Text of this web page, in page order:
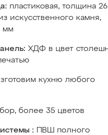
пластиковая, толщина
искусственного камня,
мм
ХДФ в цвет
кухню любого
более 35 цветов
:
ПВШ полного